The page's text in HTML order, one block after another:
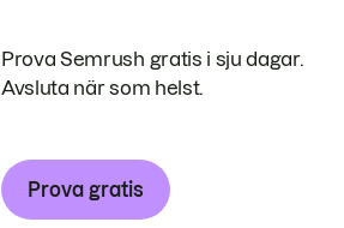
Prova Semrush gratis i sju dagar.
Avsluta när som helst.
Prova gratis